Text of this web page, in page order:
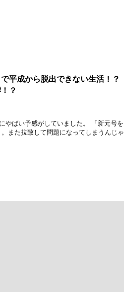
平成から脱出できない生活！？
？
やばい予感がしていました。 「新元号を
また拉致して問題になってしまうんじゃ